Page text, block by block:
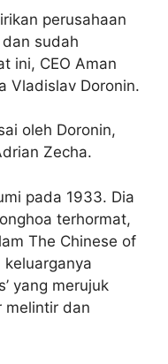
perusahaan
sudah
ini, CEO Aman
Vladislav Doronin.
oleh Doronin,
Zecha.
pada 1933. Dia
terhormat,
The Chinese of
yang merujuk
melintir dan